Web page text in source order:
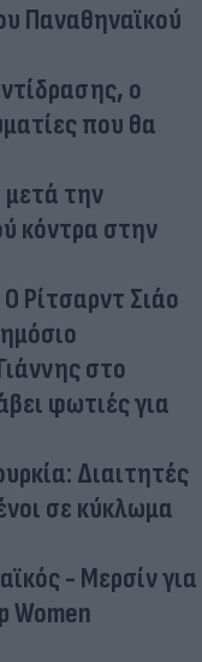
Παναθηναϊκού
ο
που θα
μετά την
κόντρα στην
Ρίτσαρντ Σιάο
στο
φωτιές για
Διαιτητές
σε κύκλωμα
- Μερσίν για
Women